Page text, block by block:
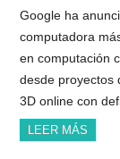
Google ha
computadora
en computación
desde proyectos
3D online con
LEER MÁS